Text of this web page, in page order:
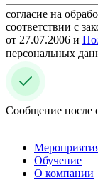
согласие на
соответствии с
от 27.07.2006 и
персональных
Сообщение после
Обучение
О компании